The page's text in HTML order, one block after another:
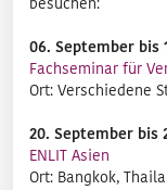
06. September bis
Fachseminar für
Ort: Verschiedene
20. September bis
ENLIT Asien
Ort: Bangkok,